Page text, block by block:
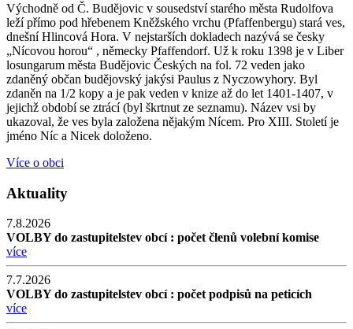
Východně od Č. Budějovic v sousedství starého města Rudolfova
leží přímo pod hřebenem Kněžského vrchu (Pfaffenbergu) stará ves,
dnešní Hlincová Hora. V nejstarších dokladech nazývá se česky
„Nícovou horou“ , německy Pfaffendorf. Už k roku 1398 je v Liber
losungarum města Budějovic Českých na fol. 72 veden jako
zdaněný občan budějovský jakýsi Paulus z Nyczowyhory. Byl
zdaněn na 1/2 kopy a je pak veden v knize až do let 1401-1407, v
jejichž období se ztrácí (byl škrtnut ze seznamu). Název vsi by
ukazoval, že ves byla založena nějakým Nícem. Pro XIII. Století je
jméno Níc a Nicek doloženo.
Více o obci
Aktuality
7.8.2026
VOLBY do zastupitelstev obcí : počet členů volební komise
více
7.7.2026
VOLBY do zastupitelstev obcí : počet podpisů na peticích
více